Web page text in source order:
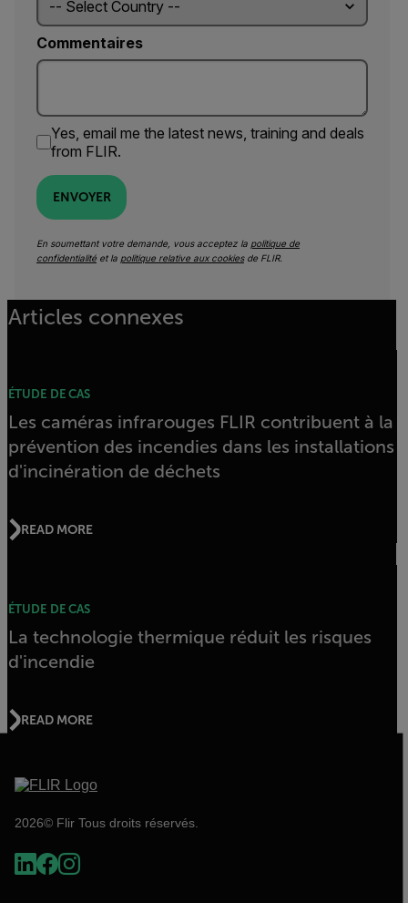
Commentaires
Yes, email me the latest news, training and deals
from FLIR.
ENVOYER
En soumettant votre demande, vous acceptez la politique de
confidentialité et la politique relative aux cookiesde FLIR.
Articles connexes
ÉTUDE DE CAS
Les caméras infrarouges FLIR contribuent à la
prévention des incendies dans les installations
d'incinération de déchets
READ MORE
ÉTUDE DE CAS
La technologie thermique réduit les risques
d'incendie
READ MORE
2026© Flir Tous droits réservés.